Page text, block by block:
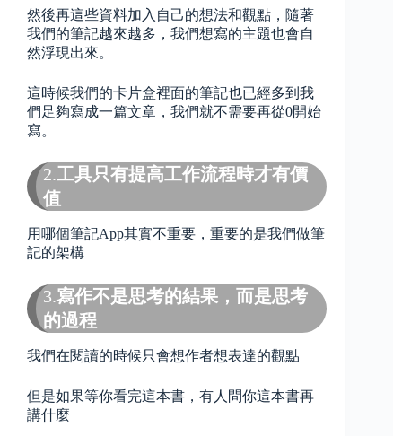
然後再這些資料加入自己的想法和觀點，隨著
我們的筆記越來越多，我們想寫的主題也會自
然浮現出來。
這時候我們的卡片盒裡面的筆記也已經多到我
們足夠寫成一篇文章，我們就不需要再從0開始
寫。
2.工具只有提高工作流程時才有價
值
用哪個筆記App其實不重要，重要的是我們做筆
記的架構
3.寫作不是思考的結果，而是思考
的過程
我們在閱讀的時候只會想作者想表達的觀點
但是如果等你看完這本書，有人問你這本書再
講什麼